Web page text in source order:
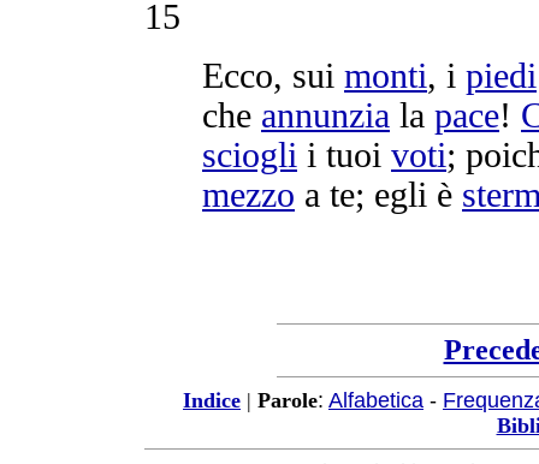
15
Ecco, sui monti, i piedi
che annunzia la pace!
sciogli i tuoi voti;
mezzo a te; egli è
Indice | Parole: Alfabetica -